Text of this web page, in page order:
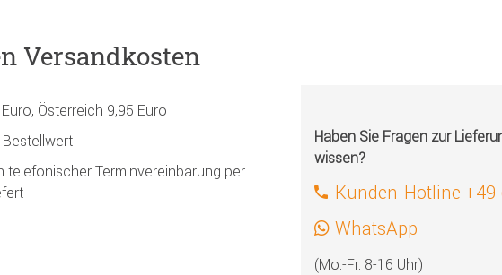
Versandkosten
Österreich 9,95 Euro
Terminvereinbarung per
Haben Sie Fragen zur
wissen?
Kunden-Hotline +49
WhatsApp
(Mo.-Fr. 8-16 Uhr)